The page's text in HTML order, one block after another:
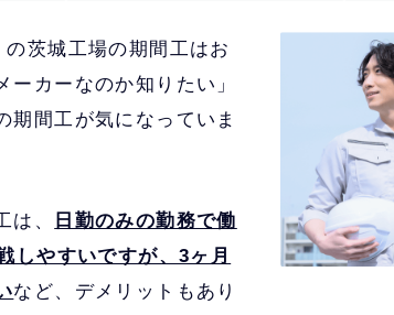
の茨城工場の期間工はお
カーなのか知りたい」
期間工が気になっていま
は、
日勤のみの勤務で働
しやすいですが、3ヶ月
など、デメリットもあり